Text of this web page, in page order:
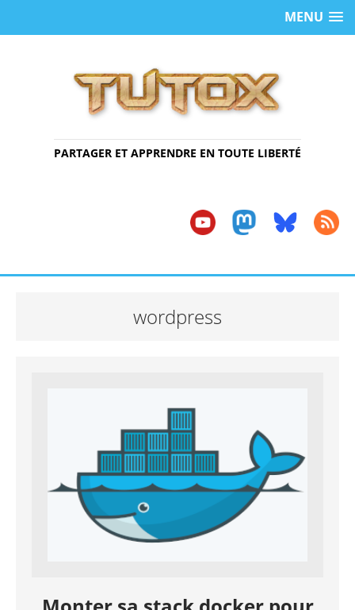
MENU
PARTAGER ET APPRENDRE EN TOUTE LIBERTÉ
wordpress